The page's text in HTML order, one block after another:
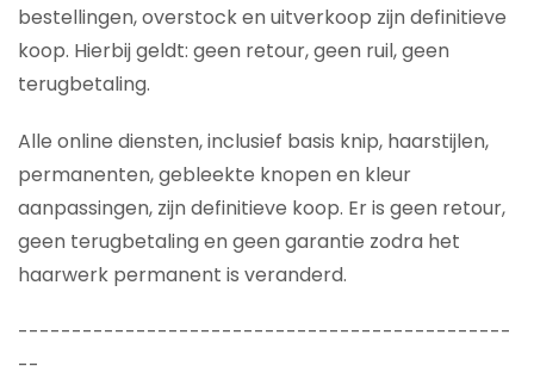
bestellingen, overstock en uitverkoop zijn definitieve
koop. Hierbij geldt: geen retour, geen ruil, geen
terugbetaling.
Alle online diensten, inclusief basis knip, haarstijlen,
permanenten, gebleekte knopen en kleur
aanpassingen, zijn definitieve koop. Er is geen retour,
geen terugbetaling en geen garantie zodra het
haarwerk permanent is veranderd.
----------------------------------------------